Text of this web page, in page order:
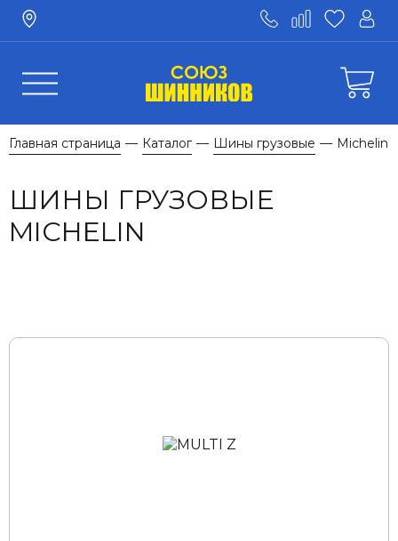
Главная страница — Каталог — Шины грузовые — Michelin
ШИНЫ ГРУЗОВЫЕ
MICHELIN